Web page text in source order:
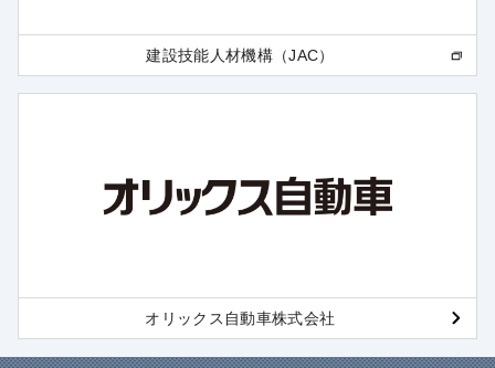
建設技能人材機構（JAC）
オリックス自動車株式会社